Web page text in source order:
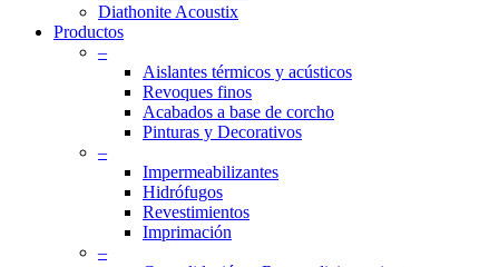
Diathonite Acoustix
Productos
–
Aislantes térmicos y acústicos
Revoques finos
Acabados a base de corcho
Pinturas y Decorativos
–
Impermeabilizantes
Hidrófugos
Revestimientos
Imprimación
–